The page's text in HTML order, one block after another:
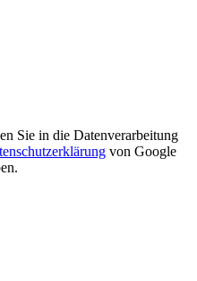
Sie in die Datenverarbeitung
von Google